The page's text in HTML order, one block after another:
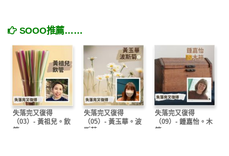
SOOO推薦……
失落完又復得
（03）- 黃祖兒。飲
管
失落完又復得
（05）- 黃玉華。波
斯菊
失落完又復得
（09）- 鍾嘉怡。木
箱